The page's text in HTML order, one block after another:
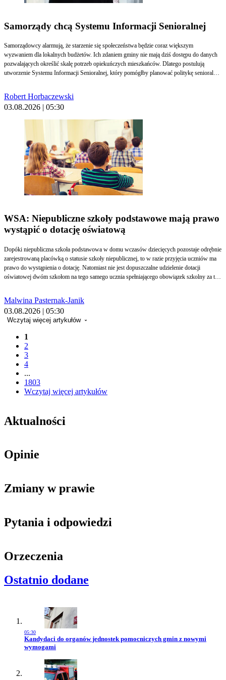
Samorządy chcą Systemu Informacji Senioralnej
Samorządowcy alarmują, że starzenie się społeczeństwa będzie coraz większym
wyzwaniem dla lokalnych budżetów. Ich zdaniem gminy nie mają dziś dostępu do danych
pozwalających określić skalę potrzeb opiekuńczych mieszkańców. Dlatego postulują
utworzenie Systemu Informacji Senioralnej, który pomógłby planować politykę senioralną,
Robert Horbaczewski
03.08.2026 | 05:30
WSA: Niepubliczne szkoły podstawowe mają prawo
wystąpić o dotację oświatową
Dopóki niepubliczna szkoła podstawowa w domu wczasów dziecięcych pozostaje odrębnie
zarejestrowaną placówką o statusie szkoły niepublicznej, to w razie przyjęcia uczniów ma
prawo do wystąpienia o dotację. Natomiast nie jest dopuszczalne udzielenie dotacji
oświatowej dwóm szkołom na tego samego ucznia spełniającego obowiązek szkolny za ten
Malwina Pasternak-Janik
03.08.2026 | 05:30
Wczytaj więcej artykułów
1
2
3
4
...
1803
Wczytaj więcej artykułów
Aktualności
Opinie
Zmiany w prawie
Pytania i odpowiedzi
Orzeczenia
Ostatnio dodane
05:30
Przejdź do artykułu:
Kandydaci do organów jednostek pomocniczych gmin z nowymi
wymogami